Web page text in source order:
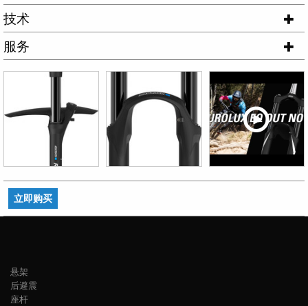
技术
服务
立即购买
悬架
后避震
座杆